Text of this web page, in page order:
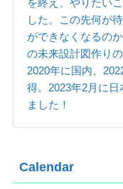
を終え、やりたい
した。この先何が
ができなくなるの
の未来設計図作り
2020年に国内、
得。2023年2月に
ました！
Calendar